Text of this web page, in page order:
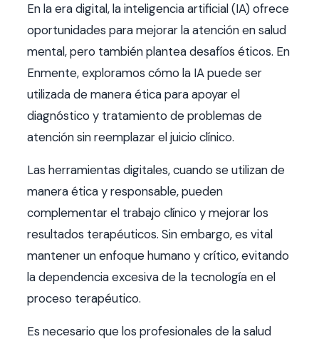
En la era digital, la inteligencia artificial (IA) ofrece
oportunidades para mejorar la atención en salud
mental, pero también plantea desafíos éticos. En
Enmente, exploramos cómo la IA puede ser
utilizada de manera ética para apoyar el
diagnóstico y tratamiento de problemas de
atención sin reemplazar el juicio clínico.
Las herramientas digitales, cuando se utilizan de
manera ética y responsable, pueden
complementar el trabajo clínico y mejorar los
resultados terapéuticos. Sin embargo, es vital
mantener un enfoque humano y crítico, evitando
la dependencia excesiva de la tecnología en el
proceso terapéutico.
Es necesario que los profesionales de la salud